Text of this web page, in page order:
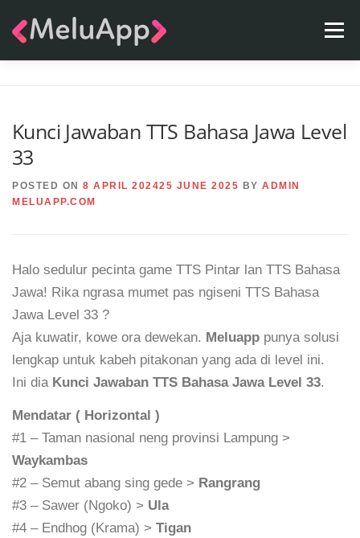
Menu
Kunci Jawaban TTS Bahasa Jawa Level
33
POSTED ON 8 APRIL 202425 JUNE 2025 BY ADMIN
MELUAPP.COM
Halo sedulur pecinta game TTS Pintar lan TTS Bahasa
Jawa! Rika ngrasa mumet pas ngiseni TTS Bahasa
Jawa Level 33 ?
Aja kuwatir, kowe ora dewekan. Meluapp punya solusi
lengkap untuk kabeh pitakonan yang ada di level ini.
Ini dia Kunci Jawaban TTS Bahasa Jawa Level 33.
Mendatar ( Horizontal )
#1 – Taman nasional neng provinsi Lampung >
Waykambas
#2 – Semut abang sing gede > Rangrang
#3 – Sawer (Ngoko) > Ula
#4 – Endhog (Krama) > Tigan